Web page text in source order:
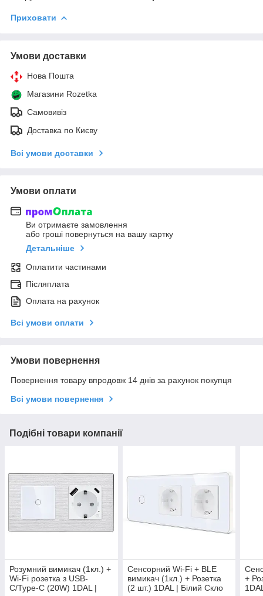
Приховати
Умови доставки
Нова Пошта
Магазини Rozetka
Самовивіз
Доставка по Києву
Всі умови доставки
Умови оплати
Ви отримаєте замовлення
або гроші повернуться на вашу картку
Детальніше
Оплатити частинами
Післяплата
Оплата на рахунок
Всі умови оплати
Умови повернення
Повернення товару впродовж 14 днів за рахунок покупця
Всі умови повернення
Подібні товари компанії
Розумний вимикач (1кл.) +
Wi-Fi розетка з USB-
C/Type-C (20W) 1DAL |
Сенсорний Wi-Fi + BLE
вимикач (1кл.) + Розетка
(2 шт.) 1DAL | Білий Скло
+